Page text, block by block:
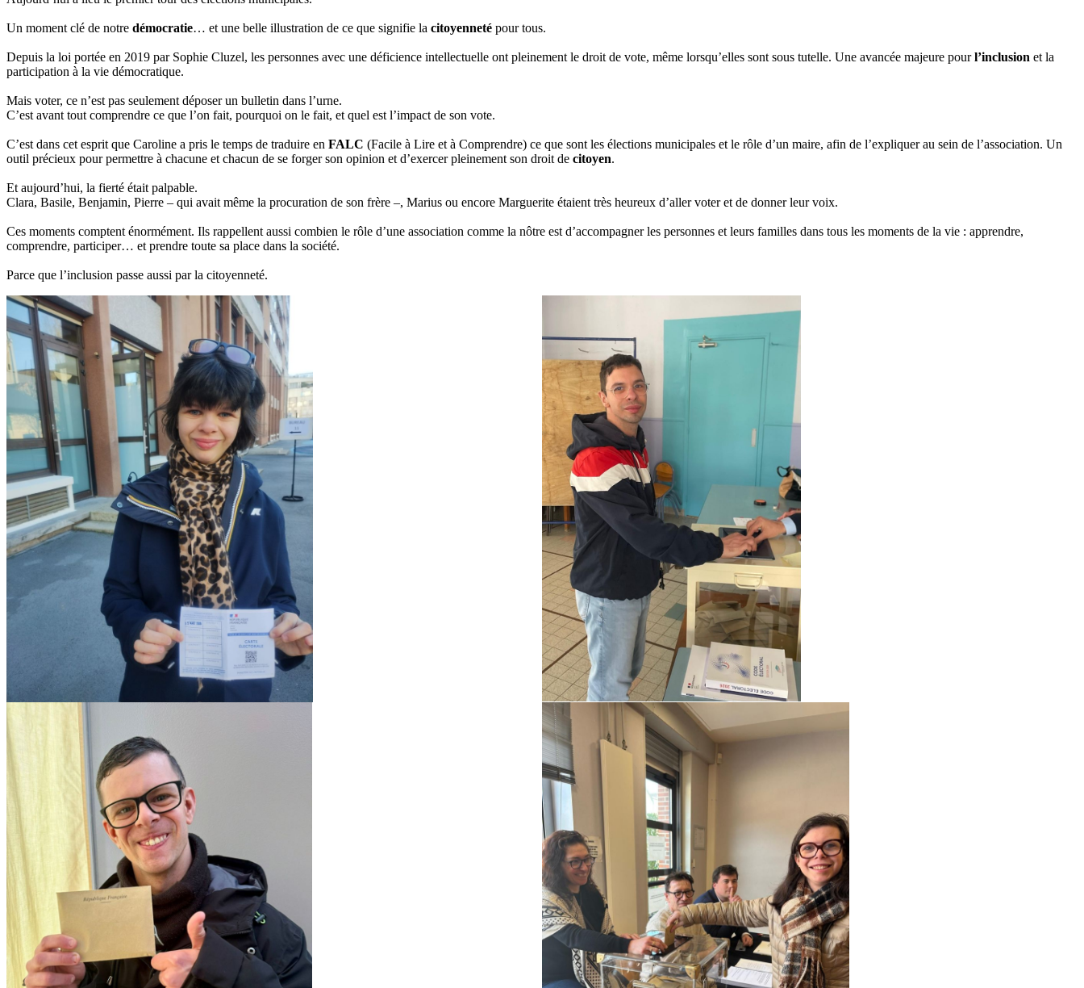
Un moment clé de notre démocratie… et une belle illustration de ce que signifie la citoyenneté pour tous.
Depuis la loi portée en 2019 par Sophie Cluzel, les personnes avec une déficience intellectuelle ont pleinement le droit de vote, même lorsqu’elles sont sous tutelle. Une avancée majeure pourl’inclusion et la
participation à la vie démocratique.
Mais voter, ce n’est pas seulement déposer un bulletin dans l’urne.
C’est avant tout comprendre ce que l’on fait, pourquoi on le fait, et quel est l’impact de son vote.
C’est dans cet esprit que Caroline a pris le temps de traduire en FALC (Facile à Lire et à Comprendre) ce que sont les élections municipales et le rôle d’un maire, afin de l’expliquer au sein de l’association. Un
outil précieux pour permettre à chacune et chacun de se forger son opinion et d’exercer pleinement son droit de citoyen.
Et aujourd’hui, la fierté était palpable.
Clara, Basile, Benjamin, Pierre – qui avait même la procuration de son frère –, Marius ou encore Marguerite étaient très heureux d’aller voter et de donner leur voix.
Ces moments comptent énormément. Ils rappellent aussi combien le rôle d’une association comme la nôtre est d’accompagner les personnes et leurs familles dans tous les moments de la vie : apprendre,
comprendre, participer… et prendre toute sa place dans la société.
Parce que l’inclusion passe aussi par la citoyenneté.